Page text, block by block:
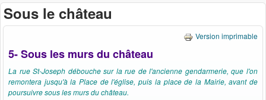
Sous le château
Version imprimable
5- Sous les murs du château
La rue St-Joseph débouche sur la rue de l'ancienne gendarmerie, que l'on
remontera jusqu'à la Place de l'église, puis la place de la Mairie, avant de
poursuivre sous les murs du château.